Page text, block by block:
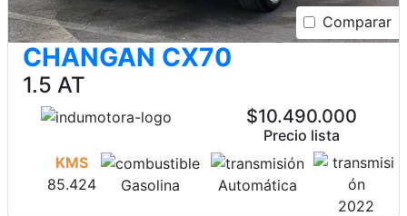
Comparar
CHANGAN CX70
1.5 AT
$10.490.000
Precio lista
KMS
85.424
Gasolina
Automática
2022